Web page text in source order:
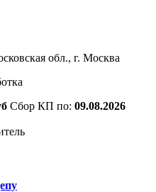
обл., г. Москва
Сбор КП по: 09.08.2026